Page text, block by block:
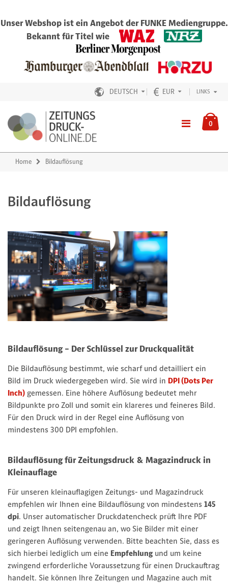
Unser Webshop ist ein Angebot der FUNKE Mediengruppe.
Bekannt für Titel wie
DEUTSCH EUR LINKS
0
Home Bildauflösung
Bildauflösung
Bildauflösung – Der Schlüssel zur Druckqualität
Die Bildauflösung bestimmt, wie scharf und detailliert ein
Bild im Druck wiedergegeben wird. Sie wird in DPI (Dots Per
Inch) gemessen. Eine höhere Auflösung bedeutet mehr
Bildpunkte pro Zoll und somit ein klareres und feineres Bild.
Für den Druck wird in der Regel eine Auflösung von
mindestens 300 DPI empfohlen.
Bildauflösung für Zeitungsdruck & Magazindruck in
Kleinauflage
Für unseren kleinauflagigen Zeitungs- und Magazindruck
empfehlen wir Ihnen eine Bildauflösung von mindestens 145
dpi. Unser automatischer Druckdatencheck prüft Ihre PDF
und zeigt Ihnen seitengenau an, wo Sie Bilder mit einer
geringeren Auflösung verwenden. Bitte beachten Sie, dass es
sich hierbei lediglich um eine Empfehlungund um keine
zwingend erforderliche Voraussetzung für einen Druckauftrag
handelt. Sie können Ihre Zeitungen und Magazine auch mit